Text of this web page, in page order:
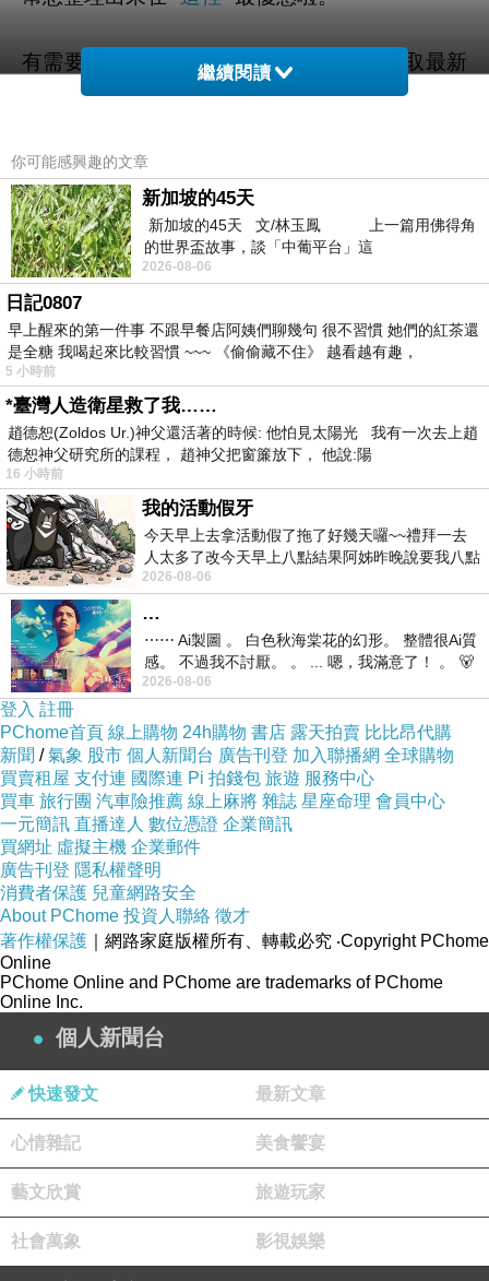
有需要的粉粉可以點擊連結或按鈕就能獲取最新
的優惠折扣訊息啦~
=>點此取得優惠<=
葡萄酒是現代人生活中的一部分，在樂活風潮興
起的時代，喝酒也要喝的健康，自然葡萄酒與所
謂的有機葡萄酒並不相同，除了利用有機栽種的
葡萄釀造之外，在釀造的過程中，更是比有機葡
萄酒強調不用任何化學原料，採用古法釀製，透
過天然酵母與有機葡萄自然產生的作用，誕生出
每一瓶風味獨具的自然葡萄酒。
作者簡介
施瑞瑄
生於1974年，輔仁大學中國文學系學士，法國里
昂第二大學（Universit? Lumi?re Lyon2）藝術
史碩士。歷經報社旅遊及藝文記者、博物館文化
工作、法文譯者等，譯有法文童書、『在一起就
好』、『誰沒有部落格』等書，目前為瑞士商伊
瑪喀股份有限公司台灣分公司的駐法代表及專職
撰述。熱愛閱讀、旅遊、電影、品酒，自從接觸
自然葡萄酒後，便為其著迷，也因為自然葡萄酒
尋獲了自我以及生命中珍貴的情誼。
自然葡萄酒專業顧問簡介
邱翠雲 (Rita CHIU)
自然葡萄酒講師，形容自然葡萄酒帶來的感受是
繼續閱讀
你可能感興趣的文章
新加坡的45天
新加坡的45天 文/林玉鳳 上一篇用佛得角
的世界盃故事，談「中葡平台」這
2026-08-06
日記0807
早上醒來的第一件事 不跟早餐店阿姨們聊幾句 很不習慣 她們的紅茶還
是全糖 我喝起來比較習慣 ~~~ 《偷偷藏不住》 越看越有趣，
5 小時前
*臺灣人造衛星救了我……
趙德恕(Zoldos Ur.)神父還活著的時候: 他怕見太陽光 我有一次去上趙
德恕神父研究所的課程， 趙神父把窗簾放下， 他說:陽
16 小時前
我的活動假牙
今天早上去拿活動假了拖了好幾天囉~~禮拜一去
人太多了改今天早上八點結果阿姊昨晚說要我八點
去西螺農會~回到莿桐都8點半多了
2026-08-06
…
⋯⋯ Ai製圖 。 白色秋海棠花的幻形。 整體很Ai質
感。 不過我不討厭。 。 ... 嗯，我滿意了！ 。 🐻
昨中
2026-08-06
登入 註冊
PChome首頁 線上購物 24h購物 書店 露天拍賣 比比昂代購
新聞 /氣象 股市 個人新聞台 廣告刊登 加入聯播網 全球購物
買賣租屋 支付連 國際連 Pi 拍錢包 旅遊 服務中心
買車 旅行團 汽車險推薦 線上麻將 雜誌 星座命理 會員中心
一元簡訊 直播達人 數位憑證 企業簡訊
買網址 虛擬主機 企業郵件
廣告刊登 隱私權聲明
消費者保護 兒童網路安全
About PChome 投資人聯絡 徵才
著作權保護 ｜網路家庭版權所有、轉載必究 ‧Copyright PChome
Online
PChome Online and PChome are trademarks of PChome
Online Inc.
個人新聞台
快速發文 最新文章
心情雜記 美食饗宴
藝文欣賞 旅遊玩家
社會萬象 影視娛樂